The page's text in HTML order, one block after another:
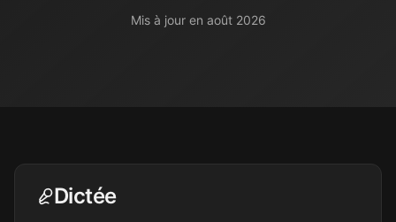
Mis à jour en août 2026
Dictée